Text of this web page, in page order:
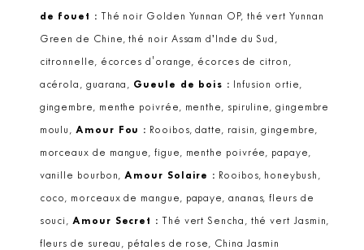
de fouet : Thé noir Golden Yunnan OP, thé vert Yunnan
Green de Chine, thé noir Assam d’Inde du Sud,
citronnelle, écorces d'orange, écorces de citron,
acérola, guarana, Gueule de bois : Infusion ortie,
gingembre, menthe poivrée, menthe, spiruline, gingembre
moulu,Amour Fou : Rooibos, datte, raisin, gingembre,
morceaux de mangue, figue, menthe poivrée, papaye,
vanille bourbon,Amour Solaire : Rooibos, honeybush,
coco, morceaux de mangue, papaye, ananas, fleurs de
souci,Amour Secret : Thé vert Sencha, thé vert Jasmin,
fleurs de sureau, pétales de rose, China Jasmin